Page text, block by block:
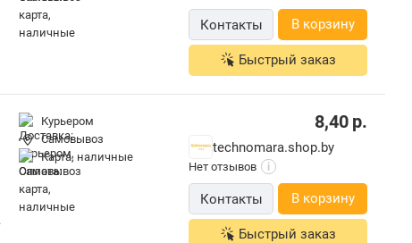
Контакты В корзину
Быстрый заказ
Курьером
Самовывоз
карта, наличные
8,40р.
technomara.shop.by
Нет отзывов i
Контакты В корзину
Быстрый заказ